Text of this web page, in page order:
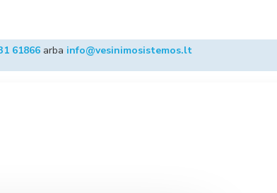
61866 arba info@vesinimosistemos.lt